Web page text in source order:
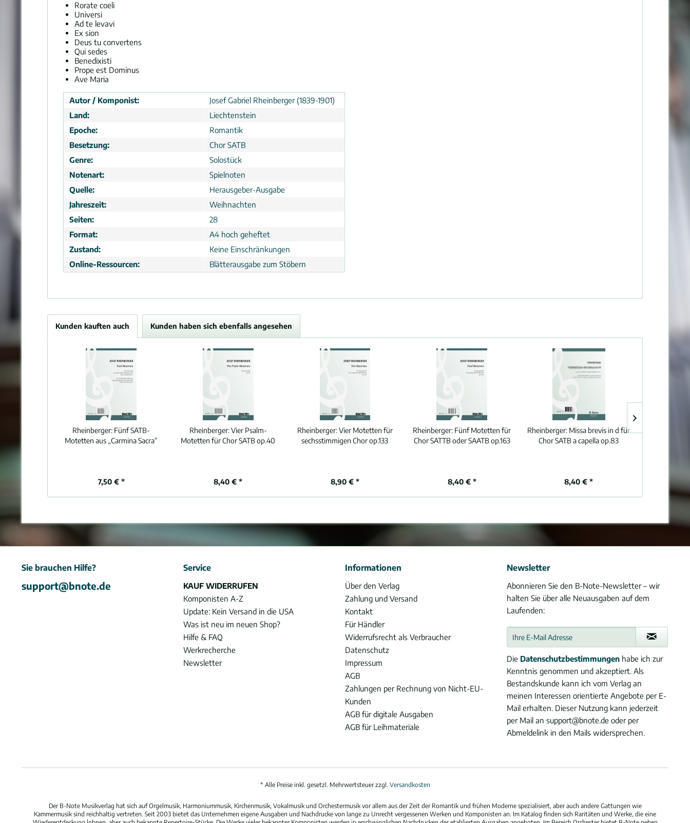
Rorate coeli
Universi
Ad te levavi
Ex sion
Deus tu convertens
Qui sedes
Benedixisti
Prope est Dominus
Ave Maria
Autor / Komponist:
Josef Gabriel Rheinberger (1839-1901)
Land:
Liechtenstein
Epoche:
Romantik
Besetzung:
Chor SATB
Genre:
Solostück
Notenart:
Spielnoten
Quelle:
Herausgeber-Ausgabe
Jahreszeit:
Weihnachten
Seiten:
28
Format:
A4 hoch geheftet
Zustand:
Keine Einschränkungen
Online-Ressourcen:
Blätterausgabe zum Stöbern
Kunden kauften auch Kunden haben sich ebenfalls angesehen
Rheinberger: Fünf SATB-
Motetten aus „Carmina Sacra“
7,50 € *
Rheinberger:Vier Psalm-
Motetten für Chor SATB op.40
8,40 € *
Rheinberger:Vier Motetten für
sechsstimmigen Chor op.133
8,90 € *
Rheinberger: Fünf Motetten für
Chor SATTB oder SAATB op.163
8,40 € *
Rheinberger: Missa brevis in d für
Chor SATB a capella op.83
8,40 € *
Sie brauchen Hilfe?
support@bnote.de
Service
KAUF WIDERRUFEN
Komponisten A-Z
Update: Kein Versand in die USA
Was ist neu im neuen Shop?
Hilfe & FAQ
Werkrecherche
Newsletter
Informationen
Über den Verlag
Zahlung und Versand
Kontakt
Für Händler
Widerrufsrecht als Verbraucher
Datenschutz
Impressum
AGB
Zahlungen per Rechnung von Nicht-EU-
Kunden
AGB für digitale Ausgaben
AGB für Leihmateriale
Newsletter
Abonnieren Sie den B-Note-Newsletter – wir
halten Sie über alle Neuausgaben auf dem
Laufenden:
Die Datenschutzbestimmungen habe ich zur
Kenntnis genommen und akzeptiert. Als
Bestandskunde kann ich vom Verlag an
meinen Interessen orientierte Angebote per E-
Mail erhalten. Dieser Nutzung kann jederzeit
per Mail an support@bnote.de oder per
Abmeldelink in den Mails widersprechen.
* Alle Preise inkl. gesetzl. Mehrwertsteuer zzgl. Versandkosten
Der B-Note Musikverlag hat sich auf Orgelmusik, Harmoniummusik, Kirchenmusik, Vokalmusik und Orchestermusik vor allem aus der Zeit der Romantik und frühen Moderne spezialisiert, aber auch andere Gattungen wie
Kammermusik sind reichhaltig vertreten. Seit 2003 bietet das Unternehmen eigene Ausgaben und Nachdrucke von lange zu Unrecht vergessenen Werken und Komponisten an. Im Katalog finden sich Raritäten und Werke, die eine